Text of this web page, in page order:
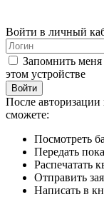
Войти в личный
Запомнить
этом устройстве
После
сможете:
Посмотреть
Передать
Распечатать
Отправить
Написать в